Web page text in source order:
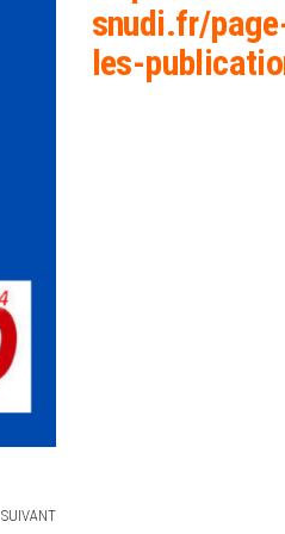
Article
SUIVANT
snudi.fr/
les-